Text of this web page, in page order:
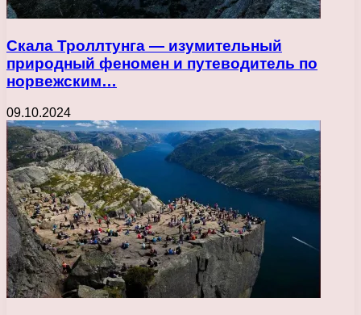
Скала Троллтунга — изумительный
природный феномен и путеводитель по
норвежским…
09.10.2024